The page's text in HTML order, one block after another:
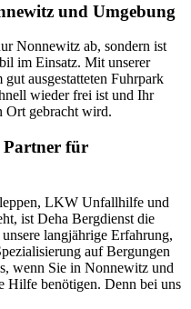
und Umgebung
Nonnewitz ab, sondern ist
im Einsatz. Mit unserer
ausgestatteten Fuhrpark
wieder frei ist und Ihr
Ort gebracht wird.
Partner für
LKW Unfallhilfe und
ist Deha Bergdienst die
langjährige Erfahrung,
auf Bergungen
wenn Sie in Nonnewitz und
Hilfe benötigen. Denn bei uns